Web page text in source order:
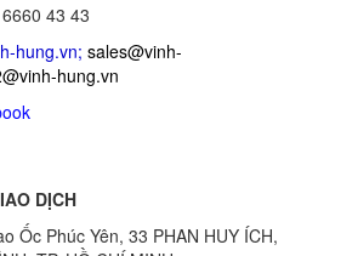
43 43
hung.vn; sales@vinh-
hung.vn
DỊCH
Ốc Phúc Yên, 33 PHAN HUY ÍCH,